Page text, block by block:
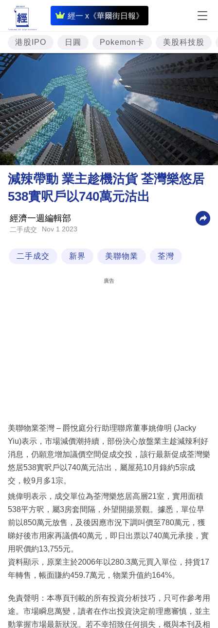
經一 x《華爾街日報》
即
時
財
經
題
投
資
樓
市
理
財
商
業
科
區
港股IPO 日圓 Pokemon卡 美股科技股
減辣帶動 業主趁機沽貨 荃灣樂悠居
538實呎戶以740萬元沽出
經濟一週編輯部
二手成交 Nov 1 2023
二手成交 新界 美聯物業 荃灣
廣告
美聯物業荃灣 – 爵悅庭分行助理聯席董事姚偉明 (Jacky
Yiu)表示，市場減價潮持續，部份決心放盤業主趁減辣利好
消息，仍願意增加議價空間促成交投，該行最新促成荃灣樂
悠居538實呎戶以740萬元沽出，屬屋苑10月錄約5宗成
交，較9月多1宗。
姚偉明表示，成交單位為荃灣樂悠居高層21室，實用面積
538平方呎，屬3房套間隔，外望開揚景觀。據悉，單位早
前以850萬元放售，及後因應市況下調叫價至780萬元，獲
睇好後市用家再議價40萬元，即日出票以740萬元承接，實
用呎價約13,755元。
資料顯示，原業主於2006年以280.3萬元買入單位，持貨17
年轉售，帳面賺約459.7萬元，物業升值約164%。
免責聲明：本專頁刊載的所有投資分析技巧，只可作參考用
途。市場瞬息萬變，讀者在作出投資決定前理應審慎，並主
動掌握市場最新狀況。若不幸招致任何損失，概與本刊及相